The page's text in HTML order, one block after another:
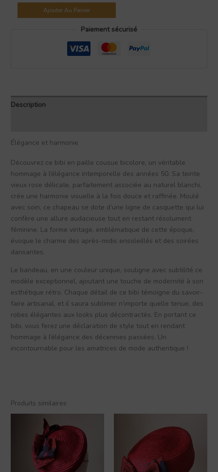
Ajouter Au Panier
Paiement sécurisé
Description
Élégance et harmonie
Découvrez ce bibi en paille cousue bicolore, un véritable
hommage à l’élégance intemporelle des années 50. Sa teinte
vieux rose délicate, parfaitement associée au naturel blanchi,
crée une harmonie visuelle à la fois douce et raffinée. Moulé
avec soin, ce chapeau se dote d’une ligne de casquette qui lui
confère une allure audacieuse tout en restant résolument
féminine. La forme vintage, emblématique de cette époque,
évoque le charme des après-midis ensoleillés et des soirées
dansantes.
Le bandeau, en une couleur unique, souligne avec subtilité ce
modèle exceptionnel, ajoutant une touche de modernité à son
esthétique rétro. Chaque détail de ce bibi témoigne du savoir-
faire artisanal, et il saura sublimer n’importe quelle tenue, des
robes élégantes aux looks plus décontractés. En portant ce
bibi, vous ferez une déclaration de style tout en rendant
hommage à l’élégance des décennies passées. Un
incontournable pour les amatrices de mode authentique !
Produits similaires